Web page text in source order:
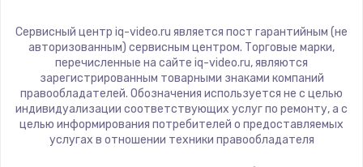
Замена крышки ноутбука
1750 руб.
Заказать
Замена HDMI
1450 руб.
Сервисный центр iq-video.ru является пост гарантийным (не
авторизованным) сервисным центром. Торговые марки,
перечисленные на сайте iq-video.ru, являются
зарегистрированным товарными знаками компаний
правообладателей. Обозначения используется не с целью
индивидуализации соответствующих услуг по ремонту, а с
целью информирования потребителей о предоставляемых
услугах в отношении техники правообладателя